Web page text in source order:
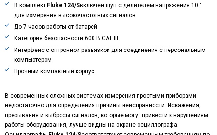
В комплект Fluke 124/Sвключен щуп с делителем напряжения 10:1
для измерения высокочастотных сигналов
До 7 часов работы от батарей
Категория безопасности 600 В CAT III
Интерфейс с оптронной развязкой для соединения с персональным
компьютером
Прочный компактный корпус
В современных сложных системах измерения простыми приборами
недостаточно для определения причины неисправности. Искажения,
прерывания и выбросы сигналов, которые могут привести к нарушениям
работы оборудования, лучше видны на экране осциллографа.